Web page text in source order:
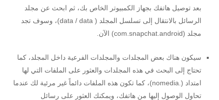
بعد توصيل هاتفك بجهاز الكمبيوتر الخاص بك، ثم ابحث عن مجلد
الرسائل بالانتقال إلى تسلسل المجلد ( data / data)، وسوف تجد
مجلد (com.snapchat.android) الآن.
سيكون هناك بعض المجلدات والمجلدات الفرعية داخل المجلد، كما
تحتاج إلى البحث في هذه المجلدات والعثور على الملفات التي لها
امتداد (.nomedia)، كما تكون هذه الملفات دائماً غير مرئية لك عندما
تحاول الوصول إليها من هاتفك، ويمكنك العثور على رسائل